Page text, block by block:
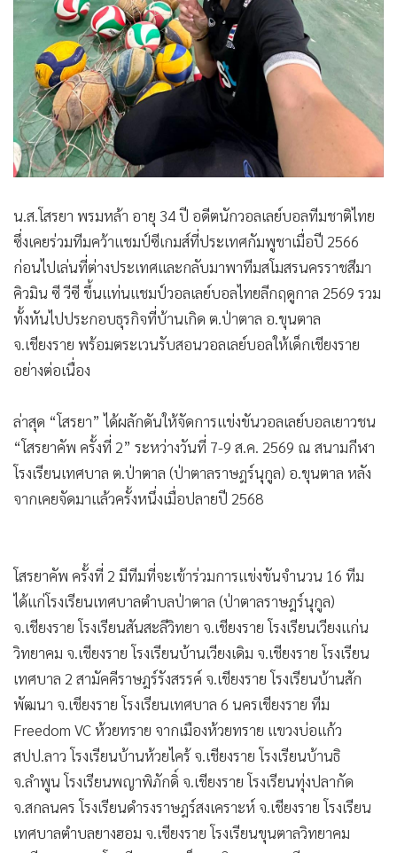
อินโดจีน
กองทุนรวม
Celeb Online
Factcheck
• ญี่ปุ่น
• News1
• Gotomanager
น.ส.โสรยา พรมหล้า อายุ 34 ปี อดีตนักวอลเลย์บอลทีมชาติไทย
ซึ่งเคยร่วมทีมคว้าแชมป์ซีเกมส์ที่ประเทศกัมพูชาเมื่อปี 2566
ก่อนไปเล่นที่ต่างประเทศและกลับมาพาทีมสโมสรนครราชสีมา
คิวมิน ซี วีซี ขึ้นแท่นแชมป์วอลเลย์บอลไทยลีกฤดูกาล 2569 รวม
ทั้งหันไปประกอบธุรกิจที่บ้านเกิด ต.ป่าตาล อ.ขุนตาล
จ.เชียงราย พร้อมตระเวนรับสอนวอลเลย์บอลให้เด็กเชียงราย
อย่างต่อเนื่อง
ล่าสุด “โสรยา” ได้ผลักดันให้จัดการแข่งขันวอลเลย์บอลเยาวชน
“โสรยาคัพ ครั้งที่ 2” ระหว่างวันที่ 7-9 ส.ค. 2569 ณ สนามกีฬา
โรงเรียนเทศบาล ต.ป่าตาล (ป่าตาลราษฎร์นุกูล) อ.ขุนตาล หลัง
จากเคยจัดมาแล้วครั้งหนึ่งเมื่อปลายปี 2568
โสรยาคัพ ครั้งที่ 2 มีทีมที่จะเข้าร่วมการแข่งขันจำนวน 16 ทีม
ได้แก่โรงเรียนเทศบาลตำบลป่าตาล (ป่าตาลราษฎร์นุกูล)
จ.เชียงราย โรงเรียนสันสะลีวิทยา จ.เชียงราย โรงเรียนเวียงแก่น
วิทยาคม จ.เชียงราย โรงเรียนบ้านเวียงเดิม จ.เชียงราย โรงเรียน
เทศบาล 2 สามัคคีราษฎร์รังสรรค์ จ.เชียงราย โรงเรียนบ้านสัก
พัฒนา จ.เชียงราย โรงเรียนเทศบาล 6 นครเชียงราย ทีม
Freedom VC ห้วยทราย จากเมืองห้วยทราย แขวงบ่อแก้ว
สปป.ลาว โรงเรียนบ้านห้วยไคร้ จ.เชียงราย โรงเรียนบ้านธิ
จ.ลำพูน โรงเรียนพญาพิภักดิ์ จ.เชียงราย โรงเรียนทุ่งปลากัด
จ.สกลนคร โรงเรียนดำรงราษฎร์สงเคราะห์ จ.เชียงราย โรงเรียน
เทศบาลตำบลยางฮอม จ.เชียงราย โรงเรียนขุนตาลวิทยาคม